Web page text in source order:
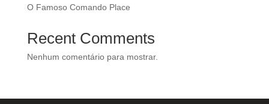
O Famoso Comando Place
Recent Comments
Nenhum comentário para mostrar.